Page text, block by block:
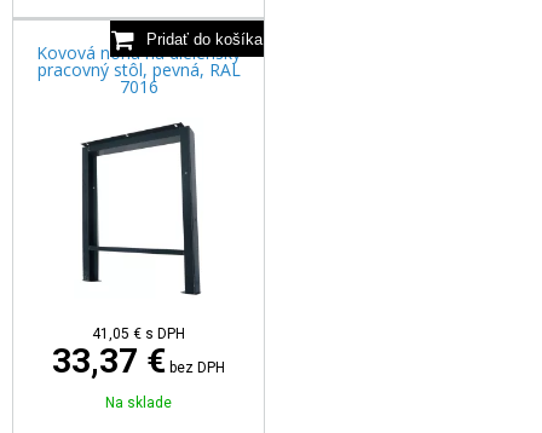
Kovová noha na dielenský
pracovný stôl, pevná, RAL
7016
41,05 € s DPH
33,37 € bez DPH
Na sklade